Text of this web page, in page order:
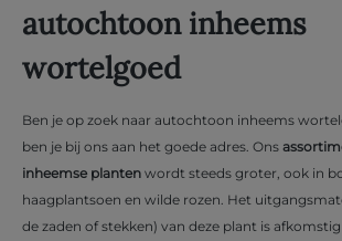
autochtoon inheems
wortelgoed
Ben je op zoek naar autochtoon inheems
ben je bij ons aan het goede adres. Ons
inheemse planten wordt steeds groter, ook in
haagplantsoen en wilde rozen. Het
de zaden of stekken) van deze plant is